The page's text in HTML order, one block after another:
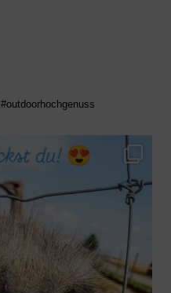
#outdoorhochgenuss